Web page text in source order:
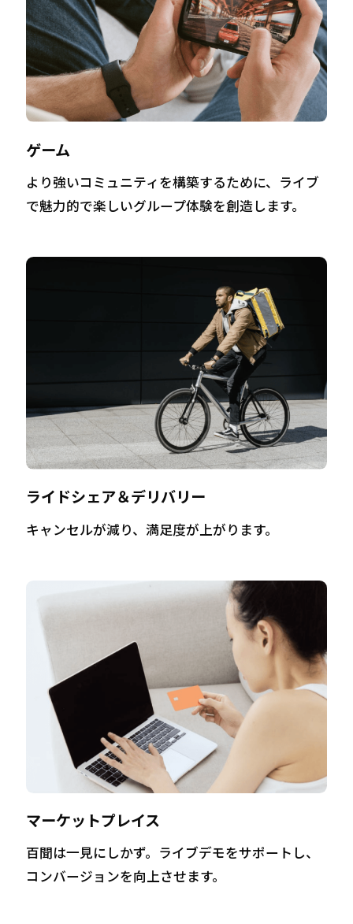
ゲーム
より強いコミュニティを構築するために、ライブ
で魅力的で楽しいグループ体験を創造します。
ライドシェア＆デリバリー
キャンセルが減り、満足度が上がります。
マーケットプレイス
百聞は一見にしかず。ライブデモをサポートし、
コンバージョンを向上させます。